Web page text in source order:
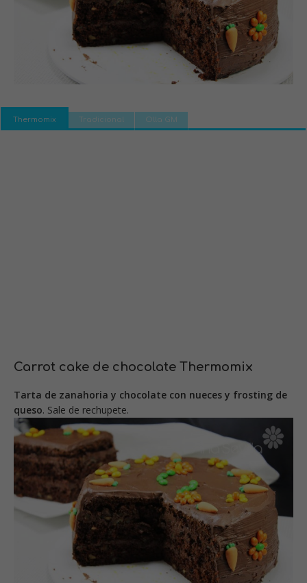
Thermomix Tradicional Olla GM
Carrot cake de chocolate Thermomix
Tarta de zanahoria y chocolate con nueces y frosting de
queso. Sale de rechupete.